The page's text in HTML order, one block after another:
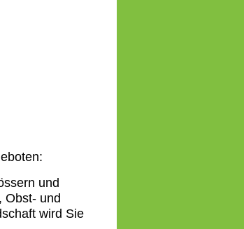
und
Obst- und
wird Sie